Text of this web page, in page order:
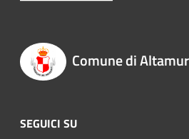
Comune di
SEGUICI SU